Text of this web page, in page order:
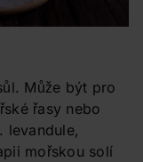
Může být pro
řasy nebo
levandule,
mořskou solí